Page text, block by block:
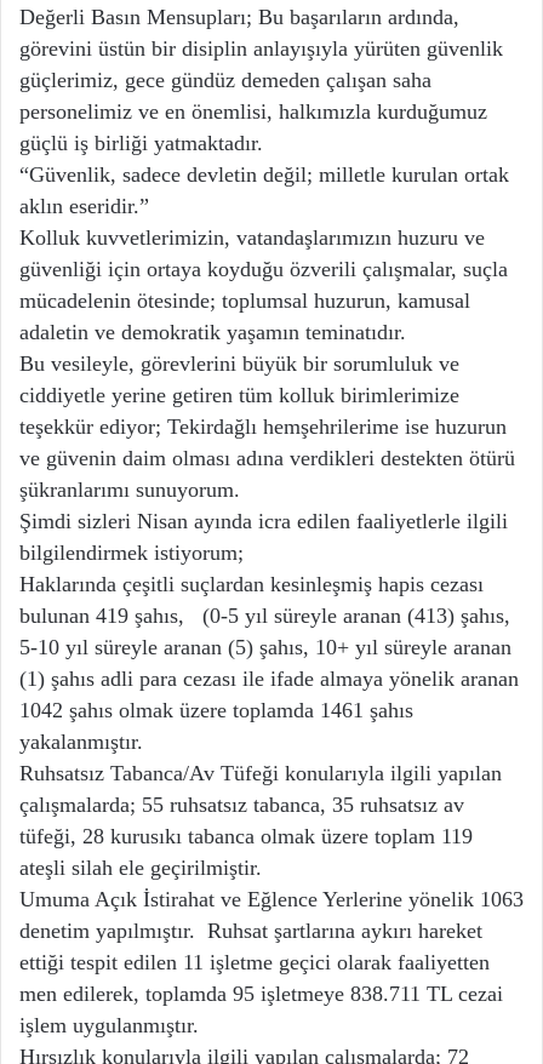
Değerli Basın Mensupları; Bu başarıların ardında,
görevini üstün bir disiplin anlayışıyla yürüten güvenlik
güçlerimiz, gece gündüz demeden çalışan saha
personelimiz ve en önemlisi, halkımızla kurduğumuz
güçlü iş birliği yatmaktadır.
“Güvenlik, sadece devletin değil; milletle kurulan ortak
aklın eseridir.”
Kolluk kuvvetlerimizin, vatandaşlarımızın huzuru ve
güvenliği için ortaya koyduğu özverili çalışmalar, suçla
mücadelenin ötesinde; toplumsal huzurun, kamusal
adaletin ve demokratik yaşamın teminatıdır.
Bu vesileyle, görevlerini büyük bir sorumluluk ve
ciddiyetle yerine getiren tüm kolluk birimlerimize
teşekkür ediyor; Tekirdağlı hemşehrilerime ise huzurun
ve güvenin daim olması adına verdikleri destekten ötürü
şükranlarımı sunuyorum.
Şimdi sizleri Nisan ayında icra edilen faaliyetlerle ilgili
bilgilendirmek istiyorum;
Haklarında çeşitli suçlardan kesinleşmiş hapis cezası
bulunan 419 şahıs, (0-5 yıl süreyle aranan (413) şahıs,
5-10 yıl süreyle aranan (5) şahıs, 10+ yıl süreyle aranan
(1) şahıs adli para cezası ile ifade almaya yönelik aranan
1042 şahıs olmak üzere toplamda 1461 şahıs
yakalanmıştır.
Ruhsatsız Tabanca/Av Tüfeği konularıyla ilgili yapılan
çalışmalarda; 55 ruhsatsız tabanca, 35 ruhsatsız av
tüfeği, 28 kurusıkı tabanca olmak üzere toplam 119
ateşli silah ele geçirilmiştir.
Umuma Açık İstirahat ve Eğlence Yerlerine yönelik 1063
denetim yapılmıştır. Ruhsat şartlarına aykırı hareket
ettiği tespit edilen 11 işletme geçici olarak faaliyetten
men edilerek, toplamda 95 işletmeye 838.711 TL cezai
işlem uygulanmıştır.
Hırsızlık konularıyla ilgili yapılan çalışmalarda; 72